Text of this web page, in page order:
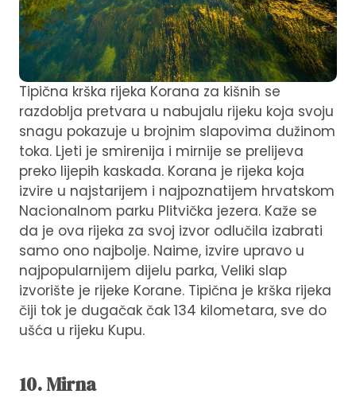
Tipična krška rijeka Korana za kišnih se
razdoblja pretvara u nabujalu rijeku koja svoju
snagu pokazuje u brojnim slapovima dužinom
toka. Ljeti je smirenija i mirnije se prelijeva
preko lijepih kaskada. Korana je rijeka koja
izvire u najstarijem i najpoznatijem hrvatskom
Nacionalnom parku Plitvička jezera. Kaže se
da je ova rijeka za svoj izvor odlučila izabrati
samo ono najbolje. Naime, izvire upravo u
najpopularnijem dijelu parka, Veliki slap
izvorište je rijeke Korane. Tipična je krška rijeka
čiji tok je dugačak čak 134 kilometara, sve do
ušća u rijeku Kupu.
10. Mirna